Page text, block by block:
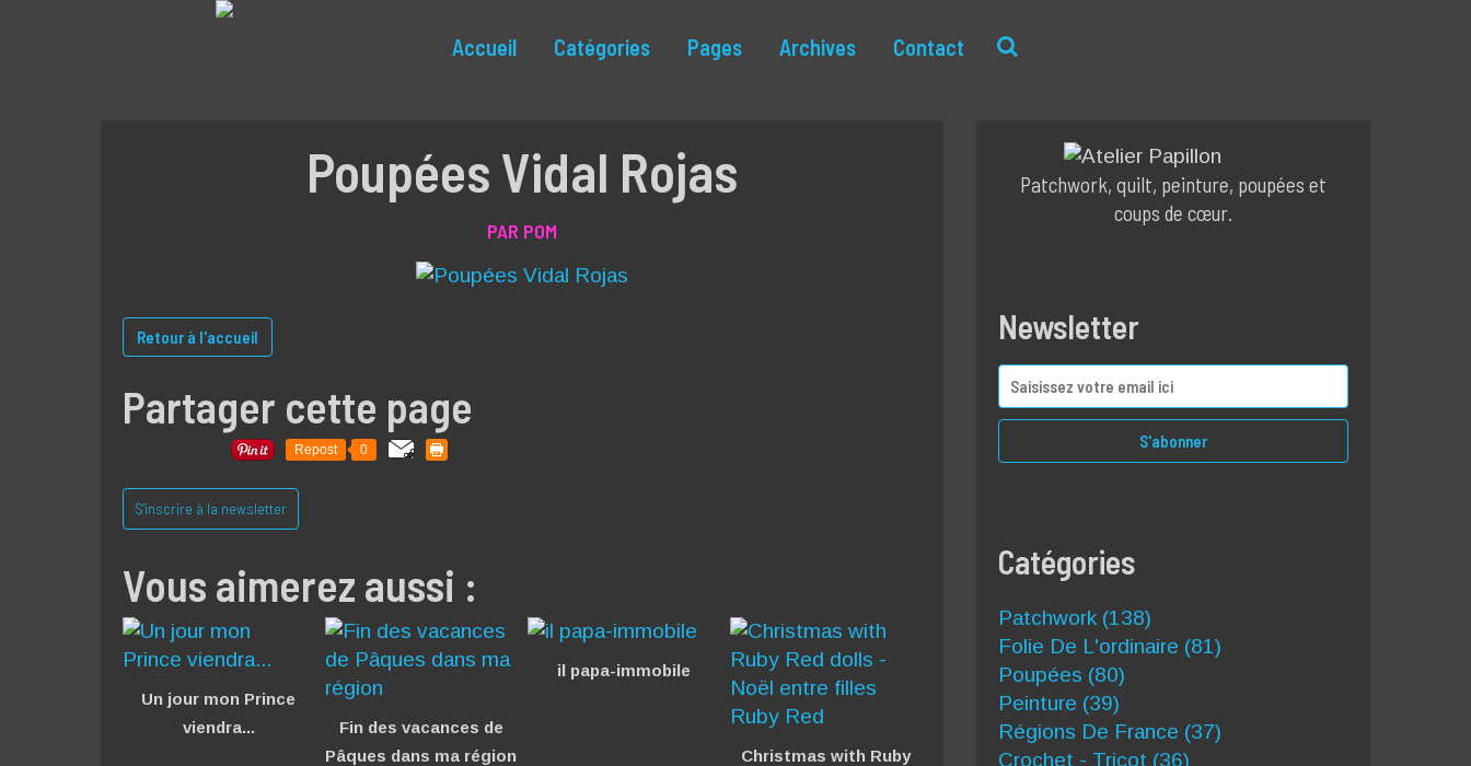
Accueil Catégories Pages Archives Contact
Poupées Vidal Rojas
PAR POM
Retour à l'accueil
Partager cette page
Repost 0
S'inscrire à la newsletter
Vous aimerez aussi :
Un jour mon Prince
viendra...
Fin des vacances de
Pâques dans ma région
il papa-immobile
Christmas with Ruby
Newsletter
Catégories
Patchwork (138)
Folie De L'ordinaire (81)
Poupées (80)
Peinture (39)
Régions De France (37)
Crochet - Tricot (36)
Patchwork, quilt, peinture, poupées et
coups de cœur.